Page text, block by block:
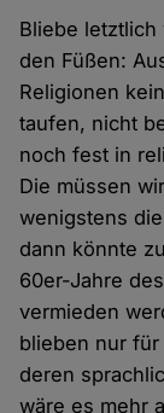
Bliebe
den Füßen:
Religionen
taufen, nicht
noch fest in
Die müssen
wenigstens
dann könnte
60er-Jahre
vermieden
blieben nur
deren
wäre es mehr